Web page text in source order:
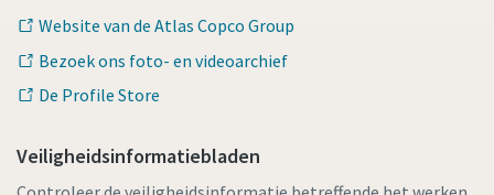
Website van de Atlas Copco Group
Bezoek ons foto- en videoarchief
De Profile Store
Veiligheidsinformatiebladen